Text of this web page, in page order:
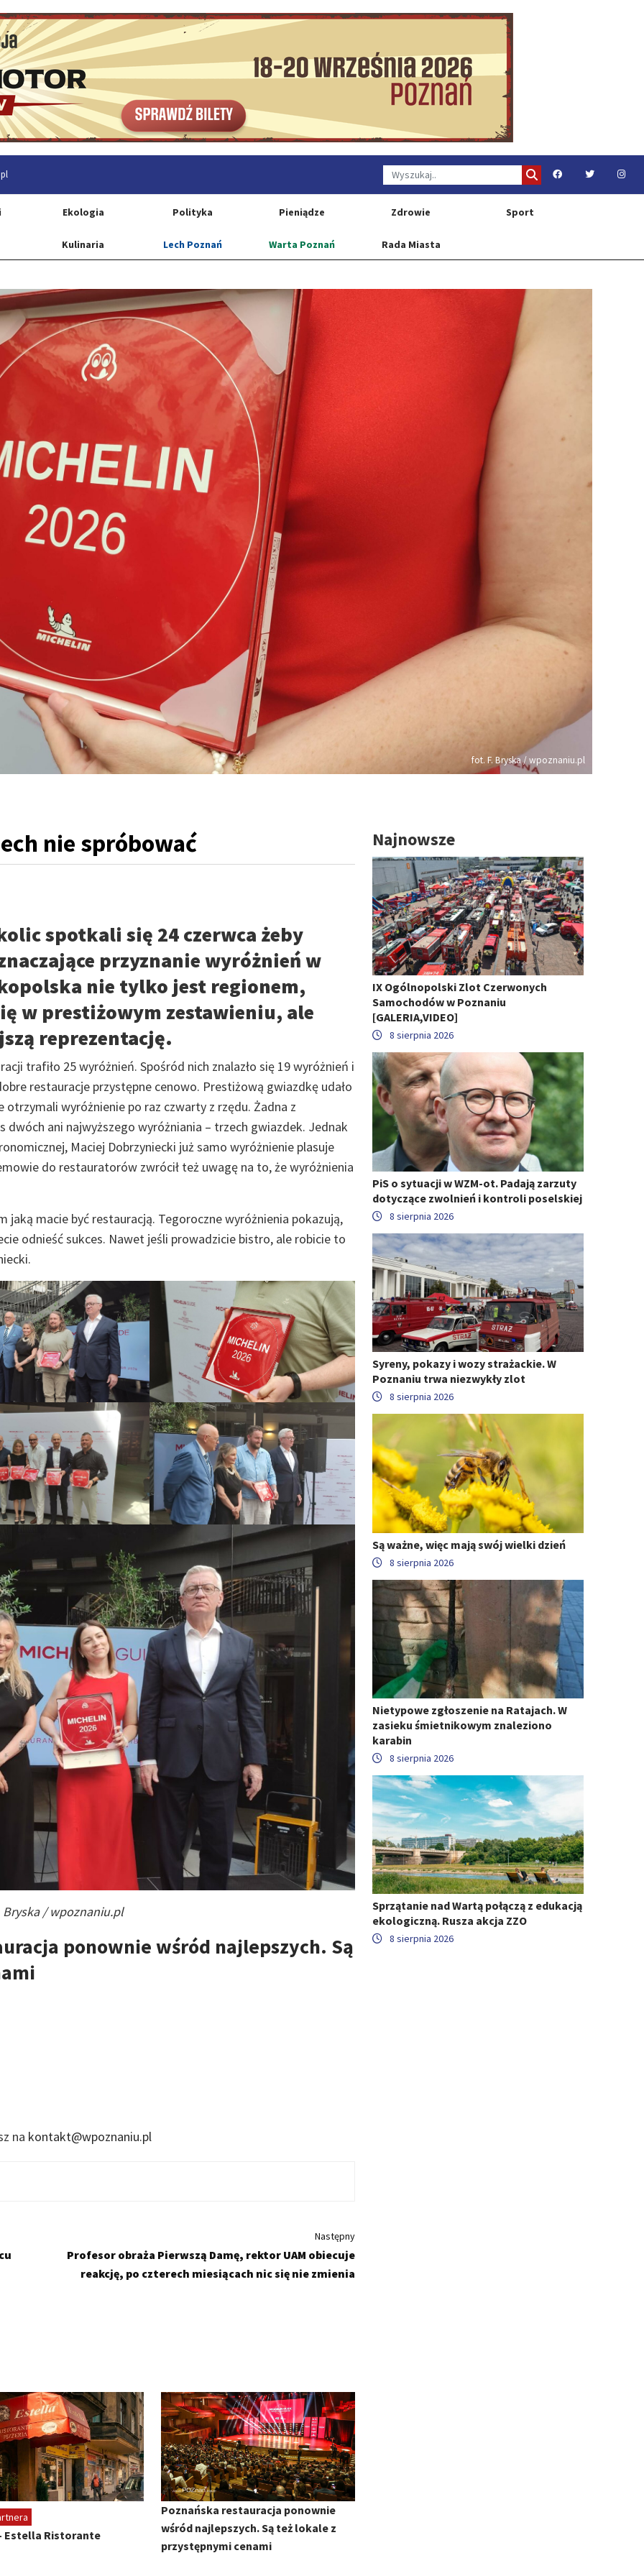
Ekologia Polityka Pieniądze Zdrowie Sport
Kulinaria Lech Poznań Warta Poznań Rada Miasta
fot. F. Bryska / wpoznaniu.pl
nie spróbować
spotkali się 24 czerwca żeby
przyznanie wyróżnień w
nie tylko jest regionem,
w prestiżowym zestawieniu, ale
reprezentację.
trafiło 25 wyróżnień. Spośród nich znalazło się 19 wyróżnień i
restauracje przystępne cenowo. Prestiżową gwiazdkę udało
wyróżnienie po raz czwarty z rzędu. Żadna z
dwóch ani najwyższego wyróżniania – trzech gwiazdek. Jednak
Maciej Dobrzyniecki już samo wyróżnienie plasuje
do restauratorów zwrócił też uwagę na to, że wyróżnienia
macie być restauracją. Tegoroczne wyróżnienia pokazują,
odnieść sukces. Nawet jeśli prowadzicie bistro, ale robicie to
Bryska / wpoznaniu.pl
ponownie wśród najlepszych. Są
na kontakt@wpoznaniu.pl
Następny
Profesor obraża Pierwszą Damę, rektor UAM obiecuje
reakcję, po czterech miesiącach nic się nie zmienia
Estella Ristorante
Poznańska restauracja ponownie
wśród najlepszych. Są też lokale z
przystępnymi cenami
Najnowsze
IX Ogólnopolski Zlot Czerwonych
Samochodów w Poznaniu
[GALERIA,VIDEO]
8 sierpnia 2026
PiS o sytuacji w WZM-ot. Padają zarzuty
dotyczące zwolnień i kontroli poselskiej
8 sierpnia 2026
Syreny, pokazy i wozy strażackie. W
Poznaniu trwa niezwykły zlot
8 sierpnia 2026
Są ważne, więc mają swój wielki dzień
8 sierpnia 2026
Nietypowe zgłoszenie na Ratajach. W
zasieku śmietnikowym znaleziono
karabin
8 sierpnia 2026
Sprzątanie nad Wartą połączą z edukacją
ekologiczną. Rusza akcja ZZO
8 sierpnia 2026